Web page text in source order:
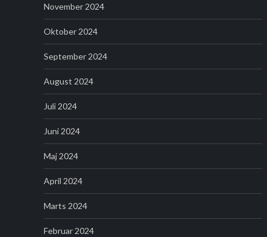
November 2024
Oktober 2024
September 2024
August 2024
Juli 2024
Juni 2024
Maj 2024
April 2024
Marts 2024
Februar 2024